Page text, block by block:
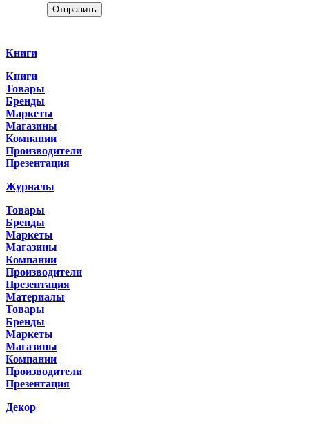
Отправить
Книги
Книги
Товары
Бренды
Маркеты
Магазины
Компании
Производители
Презентация
Журналы
Товары
Бренды
Маркеты
Магазины
Компании
Производители
Презентация
Материалы
Товары
Бренды
Маркеты
Магазины
Компании
Производители
Презентация
Декор